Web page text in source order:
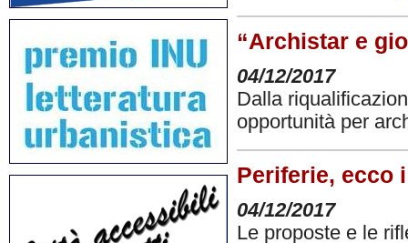
“Archistar e
04/12/2017
Dalla
opportunità per
Periferie, ecco
04/12/2017
Le proposte e le